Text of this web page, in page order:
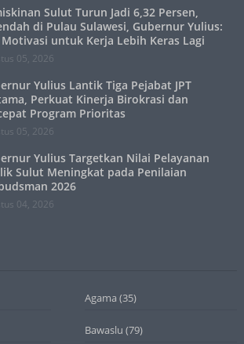
Sulut Turun Jadi 6,32 Persen,
di Pulau Sulawesi, Gubernur Yulius:
Motivasi untuk Kerja Lebih Keras Lagi
05, 2026
Yulius Lantik Tiga Pejabat JPT
Perkuat Kinerja Birokrasi dan
Program Prioritas
05, 2026
Yulius Targetkan Nilai Pelayanan
Sulut Meningkat pada Penilaian
2026
04, 2026
Agama (35)
Bawaslu (79)